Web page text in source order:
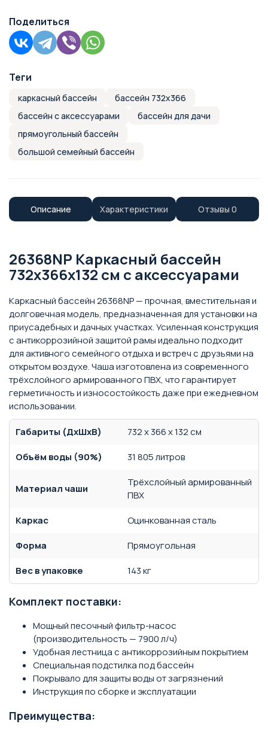
Поделиться
Теги
каркасный бассейн
бассейн 732х366
бассейн с аксессуарами
бассейн для дачи
прямоугольный бассейн
большой семейный бассейн
Описание Характеристики Отзывы 0
26368NP Каркасный бассейн
732х366х132 см с аксессуарами
Каркасный бассейн 26368NP — прочная, вместительная и
долговечная модель, предназначенная для установки на
приусадебных и дачных участках. Усиленная конструкция
с антикоррозийной защитой рамы идеально подходит
для активного семейного отдыха и встреч с друзьями на
открытом воздухе. Чаша изготовлена из современного
трёхслойного армированного ПВХ, что гарантирует
герметичность и износостойкость даже при ежедневном
использовании.
Габариты (ДхШхВ)
732 x 366 x 132 см
Объём воды (90%)
31 805 литров
Материал чаши
Трёхслойный армированный
ПВХ
Каркас
Оцинкованная сталь
Форма
Прямоугольная
Вес в упаковке
143 кг
Комплект поставки:
Мощный песочный фильтр-насос
(производительность — 7900 л/ч)
Удобная лестница с антикоррозийным покрытием
Специальная подстилка под бассейн
Покрывало для защиты воды от загрязнений
Инструкция по сборке и эксплуатации
Преимущества: